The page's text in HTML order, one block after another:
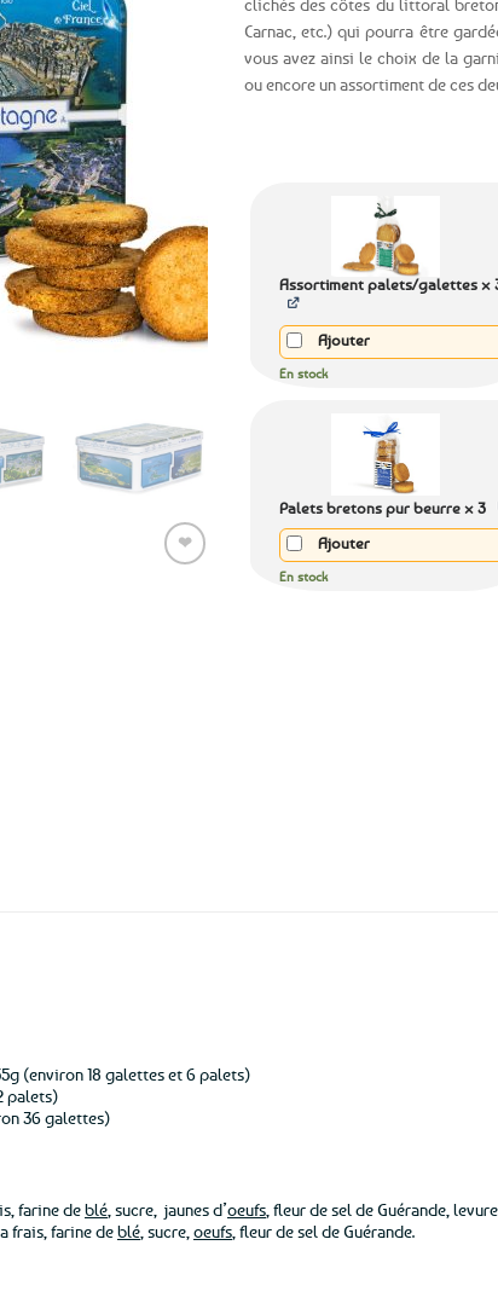
❤
clichés des côtes du littoral
Carnac, etc.) qui pourra être
vous avez ainsi le choix de la
ou encore un assortiment de ces
Assortiment palets/galettes ×
Ajouter
En stock
Palets bretons pur beurre × 3
Ajouter
En stock
(environ 18 galettes et 6 palets)
palets)
36 galettes)
farine deblé , sucre, jaunes d’oeufs , fleur de sel de Guérande,
frais, farine deblé , sucre, oeufs , fleur de sel de Guérande.